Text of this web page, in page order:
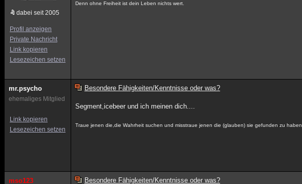
dabei seit 2005
Profil anzeigen
Private Nachricht
Link kopieren
Lesezeichen setzen
Denn ohne Freiheit ist dein Leben nichts wert.
mr.psycho
ehemaliges Mitglied
Link kopieren
Lesezeichen setzen
Besondere Fähigkeiten/Kenntnisse oder was?
Segment,icebeer und ich meinen dich....
Traue jenen die,die Wahrheit suchen und misstraue jenen die (glauben) sie gefunden zu haben
mso123 Besondere Fähigkeiten/Kenntnisse oder was?